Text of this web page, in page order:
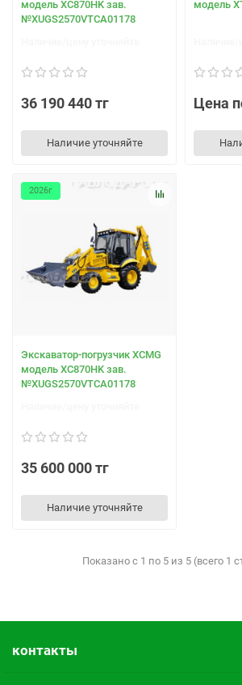
модель XC870НK зав.
№XUGS2570VTCA01178
36 190 440 тг
Наличие уточняйте
модель
Цена
2026г
Экскаватор-погрузчик XCMG
модель XC870НK зав.
№XUGS2570VTCA01178
35 600 000 тг
Наличие уточняйте
Показано с 1 по 5 из 5 (всего 1
контакты